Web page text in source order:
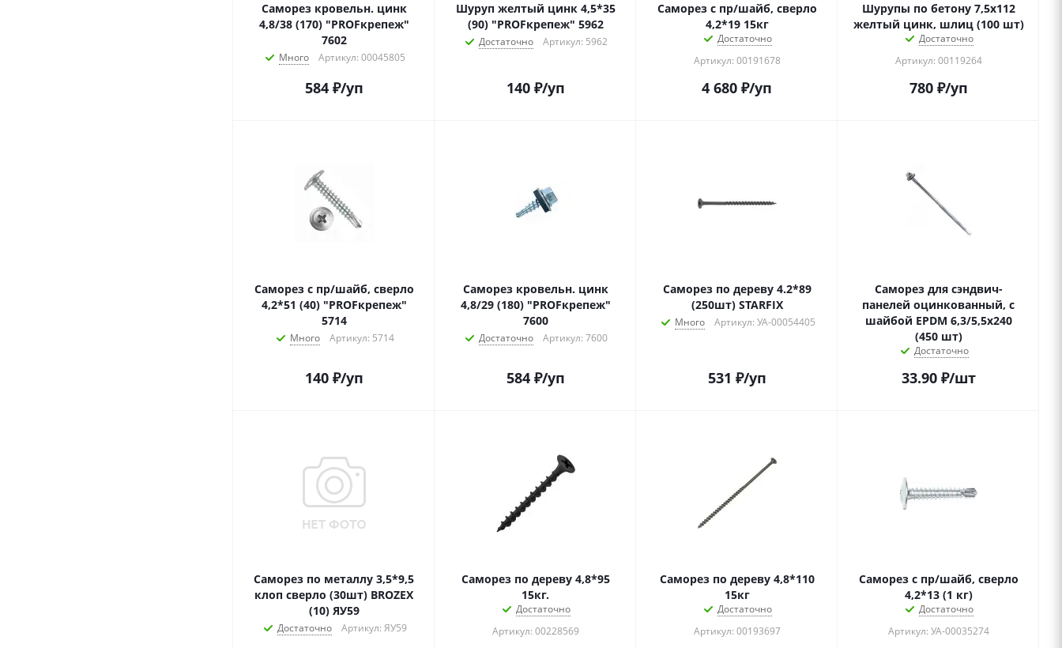
Саморез кровельн. цинк
4,8/38 (170) "PROFкрепеж"
7602
Много Артикул: 00045805
584₽/уп
Шуруп желтый цинк 4,5*35
(90) "PROFкрепеж" 5962
Достаточно Артикул: 5962
140₽/уп
Саморез с пр/шайб, сверло
4,2*19 15кг
Достаточно
Артикул: 00191678
4 680 ₽/уп
Шурупы по бетону 7,5х112
желтый цинк, шлиц (100 шт)
Достаточно
Артикул: 00119264
780₽/уп
Саморез с пр/шайб, сверло
4,2*51 (40) "PROFкрепеж"
5714
Много Артикул: 5714
140₽/уп
Саморез кровельн. цинк
4,8/29 (180) "PROFкрепеж"
7600
Достаточно Артикул: 7600
584₽/уп
Саморез по дереву 4.2*89
(250шт) STARFIX
Много Артикул: УА-00054405
531 ₽/уп
Саморез для сэндвич-
панелей оцинкованный, с
шайбой EPDM 6,3/5,5х240
(450 шт)
Достаточно
33.90₽/шт
Саморез по металлу 3,5*9,5
клоп сверло (30шт) BROZEX
(10) ЯУ59
Достаточно Артикул: ЯУ59
Саморез по дереву 4,8*95
15кг.
Достаточно
Артикул: 00228569
Саморез по дереву 4,8*110
15кг
Достаточно
Артикул: 00193697
Саморез с пр/шайб, сверло
4,2*13 (1 кг)
Достаточно
Артикул: УА-00035274